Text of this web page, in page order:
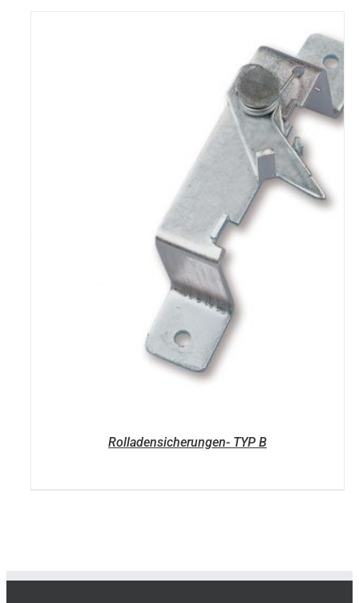
Rolladensicherungen- TYP B